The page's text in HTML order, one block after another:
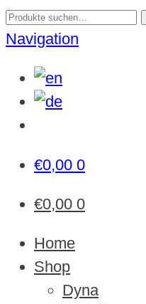
Suche
nach:
Navigation
€0,00 0
€0,00 0
Home
Shop
Dyna